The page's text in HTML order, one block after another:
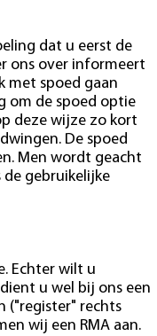
dat u eerst de
ons over informeert
met spoed gaan
om de spoed optie
deze wijze zo kort
De spoed
Men wordt geacht
gebruikelijke
Echter wilt u
u wel bij ons een
("register" rechts
wij een RMA aan.